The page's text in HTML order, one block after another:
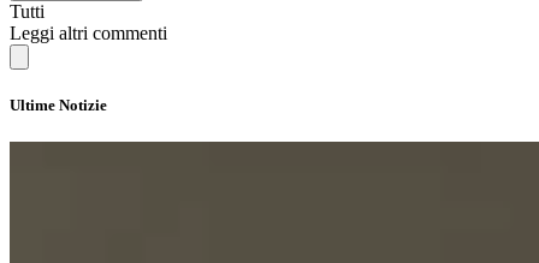
Tutti
Leggi altri commenti
Ultime Notizie